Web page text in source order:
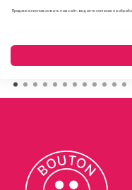
Как выбрать
Продолжая использовать наш сайт, вы даете согласие на